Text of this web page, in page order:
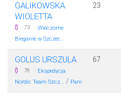
GALIKOWSKA
WIOLETTA
73 · Wieczorne
Bieganie w Szczec...
23
GOLUS URSZULA
78 · Ekspedycja
Nordic Team Szcz... / Pani
67